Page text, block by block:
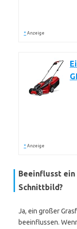
* Anzeige
* Anzeige
Beeinflusst ein
Schnittbild?
Ja, ein großer
beeinflussen.